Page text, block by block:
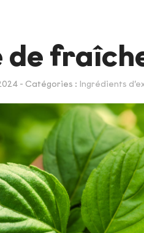
de
- Catégories : Ingrédients